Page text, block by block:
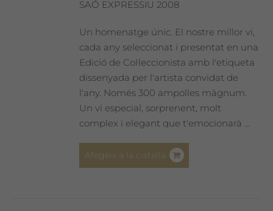
pàgina
del
producte
SAÓ EXPRESSIU 2008
Un homenatge únic. El nostre millor vi,
cada any seleccionat i presentat en una
Edició de Col·leccionista amb l'etiqueta
dissenyada per l'artista convidat de
l'any. Només 300 ampolles màgnum.
Un vi especial, sorprenent, molt
complex i elegant que t'emocionarà ...
Afegeix a la cistella